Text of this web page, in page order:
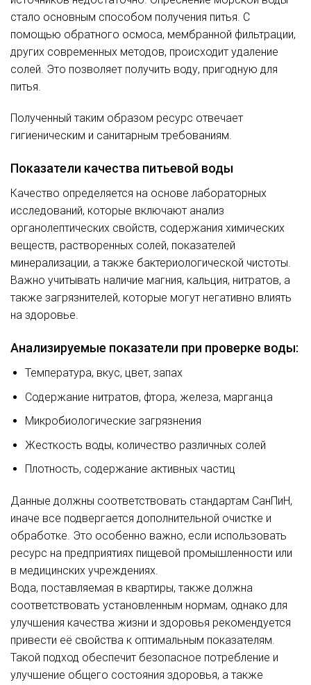
стало основным способом получения питья. С
помощью обратного осмоса, мембранной фильтрации,
других современных методов, происходит удаление
солей. Это позволяет получить воду, пригодную для
питья.
Полученный таким образом ресурс отвечает
гигиеническим и санитарным требованиям.
Показатели качества питьевой воды
Качество определяется на основе лабораторных
исследований, которые включают анализ
органолептических свойств, содержания химических
веществ, растворенных солей, показателей
минерализации, а также бактериологической чистоты.
Важно учитывать наличие магния, кальция, нитратов, а
также загрязнителей, которые могут негативно влиять
на здоровье.
Анализируемые показатели при проверке воды:
Температура, вкус, цвет, запах
Содержание нитратов, фтора, железа, марганца
Микробиологические загрязнения
Жесткость воды, количество различных солей
Плотность, содержание активных частиц
Данные должны соответствовать стандартам СанПиН,
иначе все подвергается дополнительной очистке и
обработке. Это особенно важно, если использовать
ресурс на предприятиях пищевой промышленности или
в медицинских учреждениях.
Вода, поставляемая в квартиры, также должна
соответствовать установленным нормам, однако для
улучшения качества жизни и здоровья рекомендуется
привести её свойства к оптимальным показателям.
Такой подход обеспечит безопасное потребление и
улучшение общего состояния здоровья, а также